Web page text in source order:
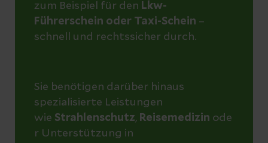
zum Beispiel für den Lkw-
Führerschein oder Taxi-Schein –
schnell und rechtssicher durch.
Sie benötigen darüber hinaus
spezialisierte Leistungen
wie Strahlenschutz, Reisemedizin ode
r Unterstützung in